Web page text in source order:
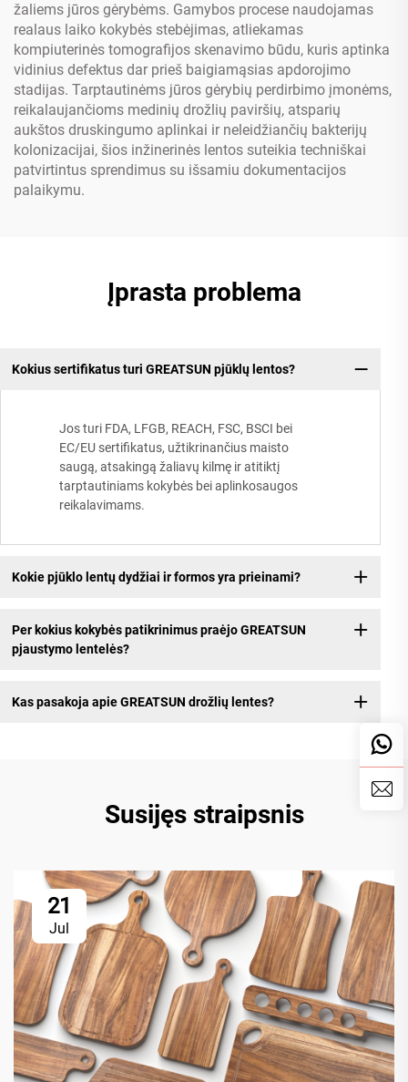
žaliems jūros gėrybėms. Gamybos procese naudojamas
realaus laiko kokybės stebėjimas, atliekamas
kompiuterinės tomografijos skenavimo būdu, kuris aptinka
vidinius defektus dar prieš baigiamąsias apdorojimo
stadijas. Tarptautinėms jūros gėrybių perdirbimo įmonėms,
reikalaujančioms medinių drožlių paviršių, atsparių
aukštos druskingumo aplinkai ir neleidžiančių bakterijų
kolonizacijai, šios inžinerinės lentos suteikia techniškai
patvirtintus sprendimus su išsamiu dokumentacijos
palaikymu.
Įprasta problema
Kokius sertifikatus turi GREATSUN pjūklų lentos?
Jos turi FDA, LFGB, REACH, FSC, BSCI bei
EC/EU sertifikatus, užtikrinančius maisto
saugą, atsakingą žaliavų kilmę ir atitiktį
tarptautiniams kokybės bei aplinkosaugos
reikalavimams.
Kokie pjūklo lentų dydžiai ir formos yra prieinami?
Per kokius kokybės patikrinimus praėjo GREATSUN
pjaustymo lentelės?
Kas pasakoja apie GREATSUN drožlių lentes?
Susijęs straipsnis
21
Jul